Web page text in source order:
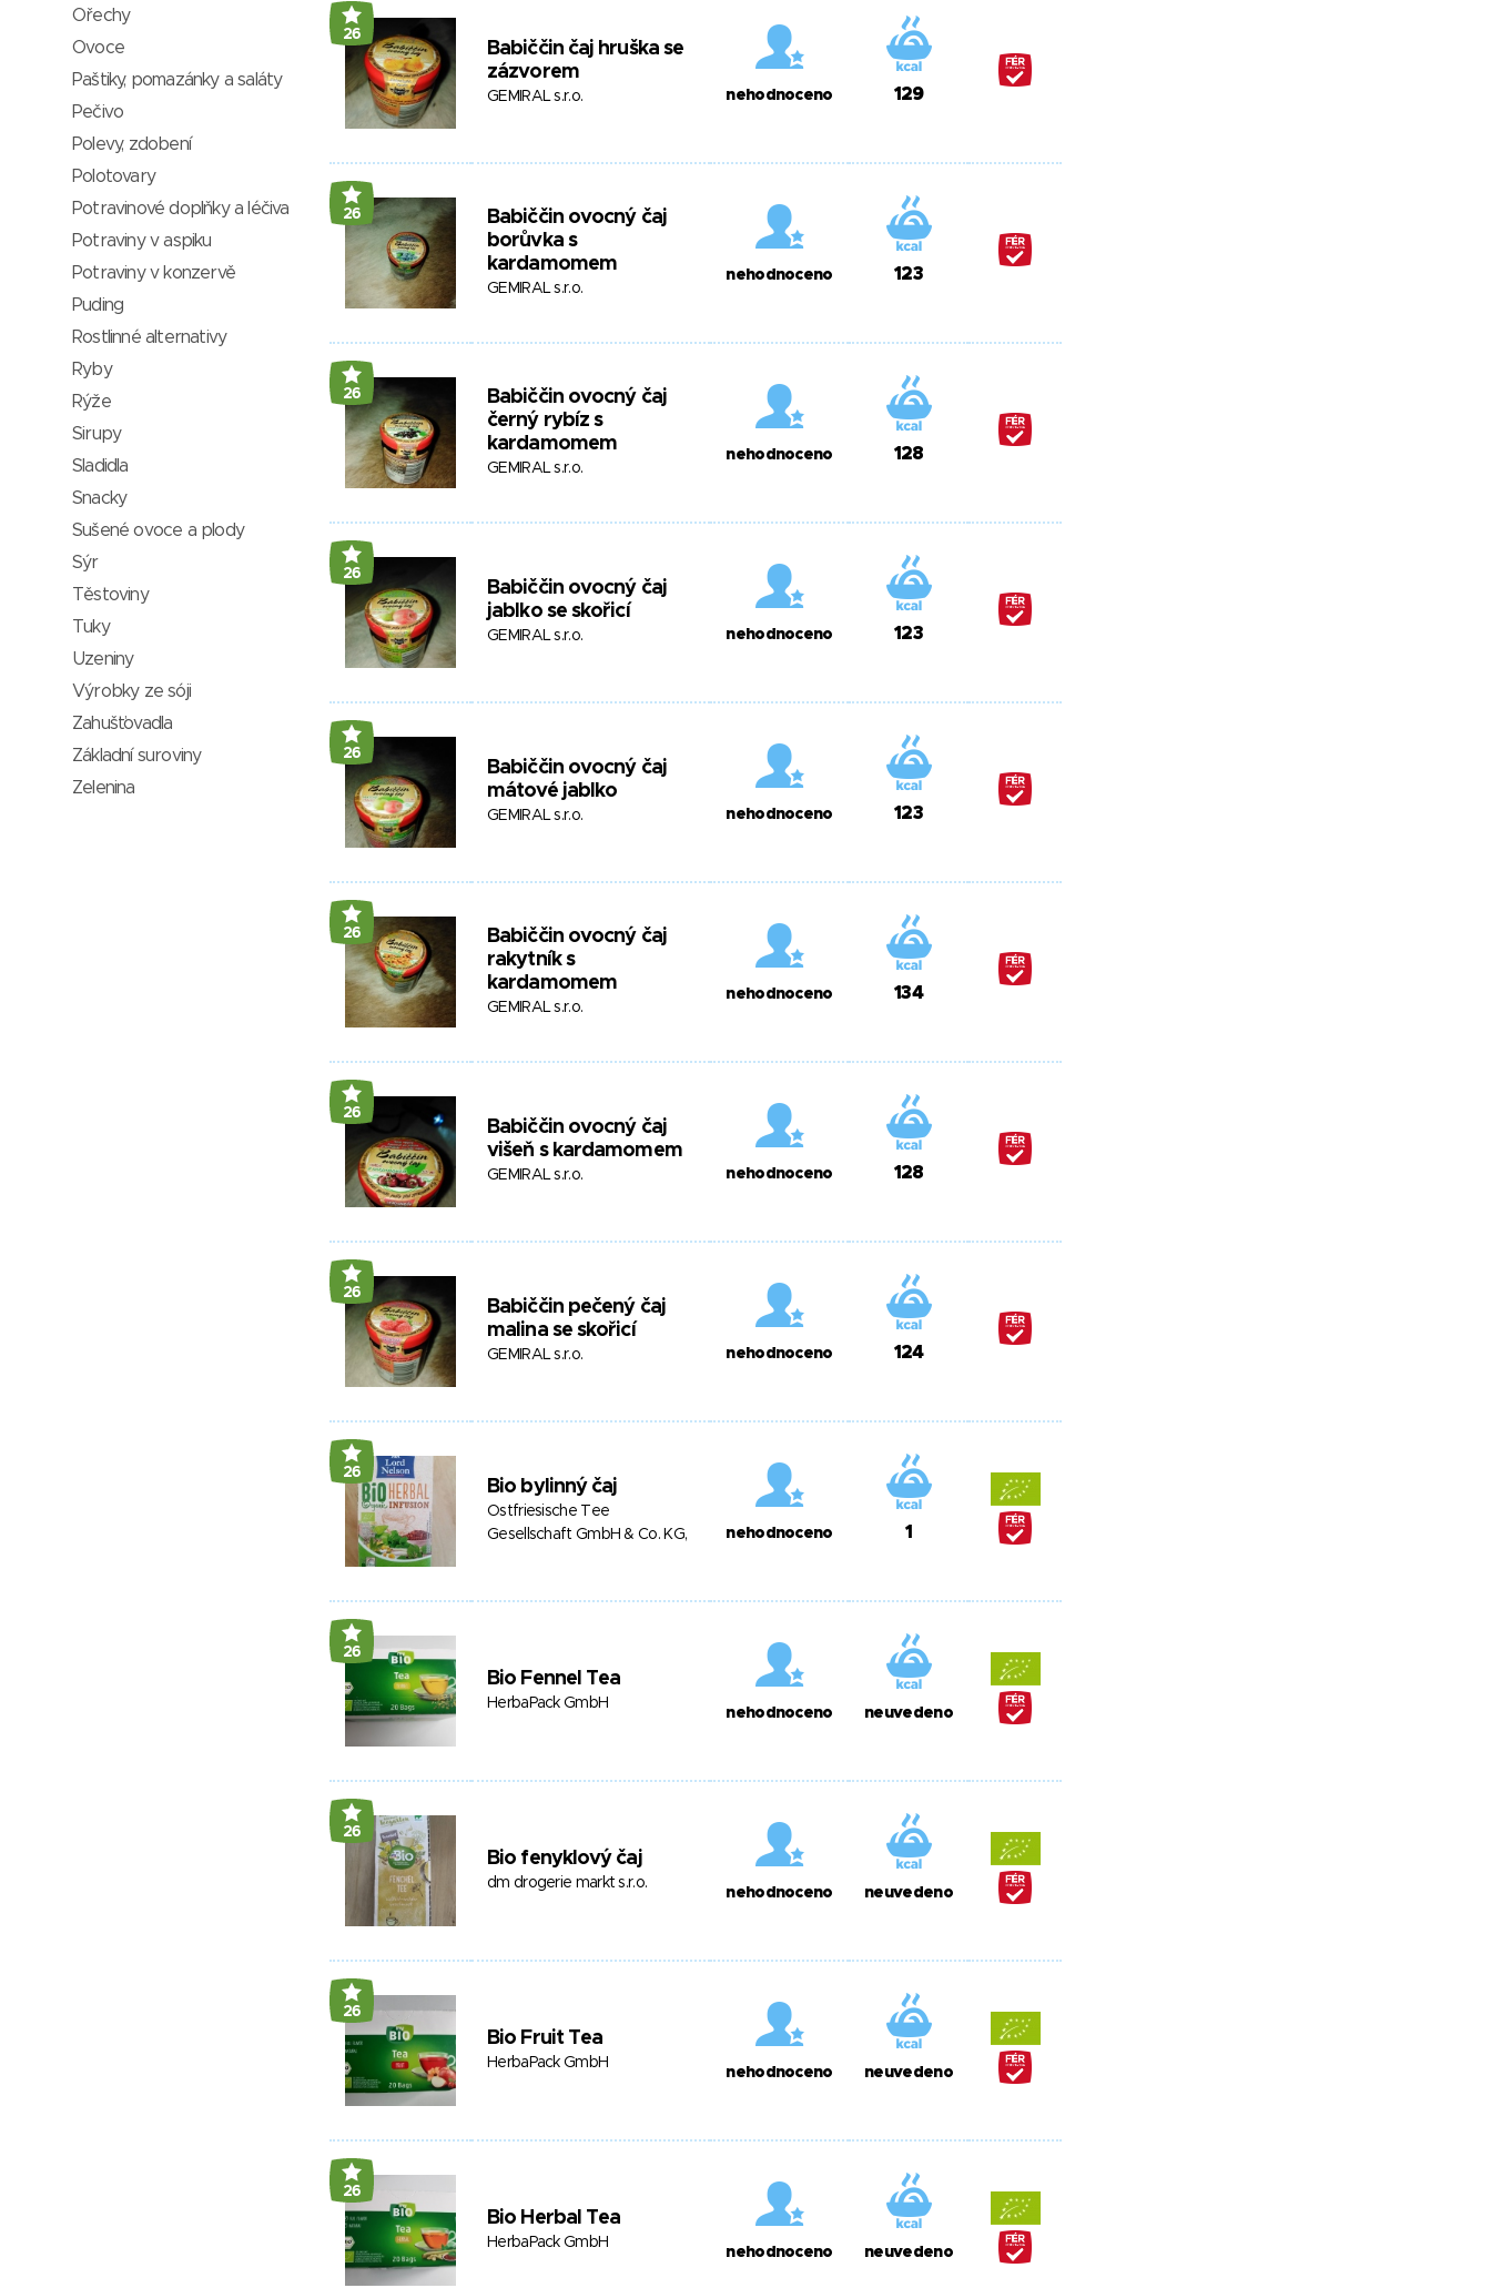
26
Babiččin čaj hruška se
zázvorem
GEMIRAL s.r.o. nehodnoceno 129
26
Babiččin ovocný čaj
borůvka s
kardamomem
GEMIRAL s.r.o.
nehodnoceno 123
26
Babiččin ovocný čaj
černý rybíz s
kardamomem
GEMIRAL s.r.o.
nehodnoceno 128
26
Babiččin ovocný čaj
jablko se skořicí
GEMIRAL s.r.o. nehodnoceno 123
26
Babiččin ovocný čaj
mátové jablko
GEMIRAL s.r.o. nehodnoceno 123
26
Babiččin ovocný čaj
rakytník s
kardamomem
GEMIRAL s.r.o.
nehodnoceno 134
26
Babiččin ovocný čaj
višeň s kardamomem
GEMIRAL s.r.o. nehodnoceno 128
26
Babiččin pečený čaj
malina se skořicí
GEMIRAL s.r.o. nehodnoceno 124
26
Bio bylinný čaj
Ostfriesische Tee
Gesellschaft GmbH & Co. KG,
nehodnoceno 1
26
Bio Fennel Tea
HerbaPack GmbH
nehodnoceno neuvedeno
26
Bio fenyklový čaj
dm drogerie markt s.r.o.
nehodnoceno neuvedeno
26
Bio Fruit Tea
HerbaPack GmbH
nehodnoceno neuvedeno
26
Bio Herbal Tea
HerbaPack GmbH
nehodnoceno neuvedeno
Ořechy
Ovoce
Paštiky, pomazánky a saláty
Pečivo
Polevy, zdobení
Polotovary
Potravinové doplňky a léčiva
Potraviny v aspiku
Potraviny v konzervě
Puding
Rostlinné alternativy
Ryby
Rýže
Sirupy
Sladidla
Snacky
Sušené ovoce a plody
Sýr
Těstoviny
Tuky
Uzeniny
Výrobky ze sóji
Zahušťovadla
Základní suroviny
Zelenina